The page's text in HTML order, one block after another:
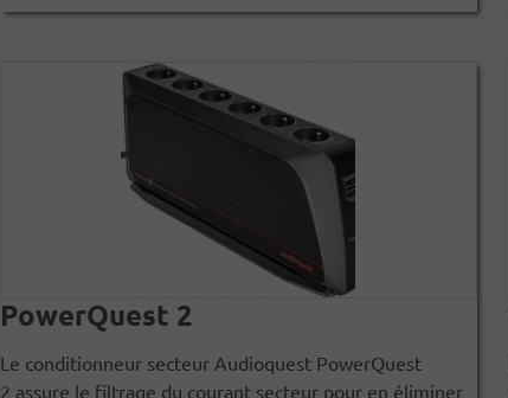
PowerQuest 2
Le conditionneur secteur Audioquest PowerQuest
2 assure le filtrage du courant secteur pour en éliminer